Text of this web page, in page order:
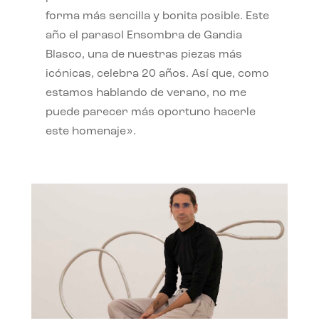
forma más sencilla y bonita posible. Este
año el parasol Ensombra de Gandia
Blasco, una de nuestras piezas más
icónicas, celebra 20 años. Así que, como
estamos hablando de verano, no me
puede parecer más oportuno hacerle
este homenaje».